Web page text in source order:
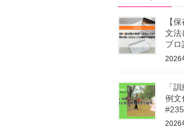
【
文法
プロ
2026
「
例文
#235
2026